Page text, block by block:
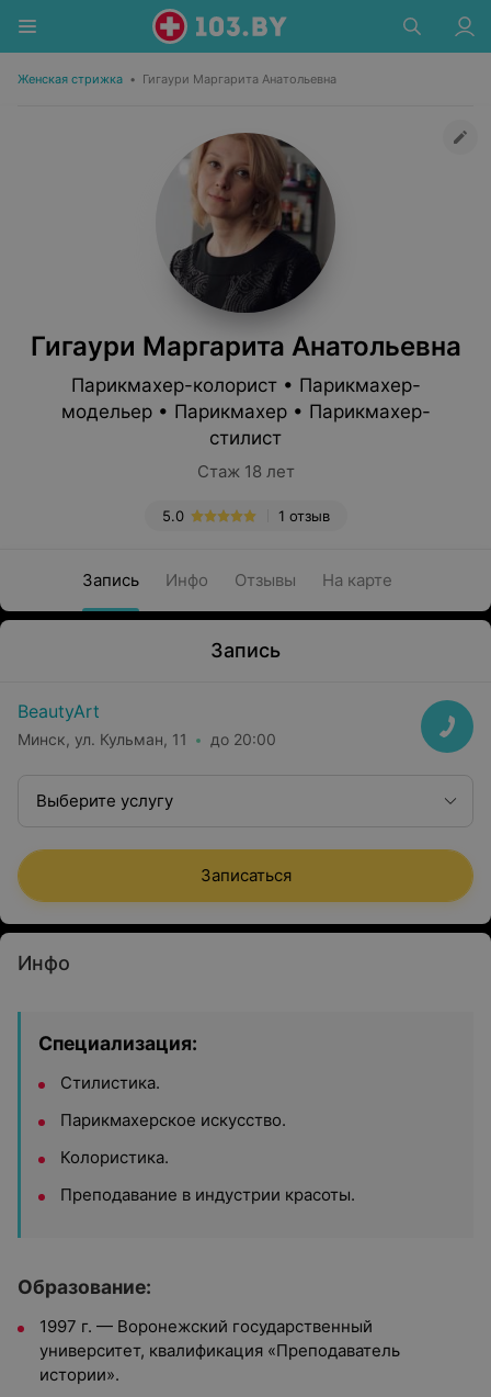
Женская стрижка • Гигаури Маргарита Анатольевна
Гигаури Маргарита Анатольевна
Парикмахер-колорист • Парикмахер-
модельер • Парикмахер • Парикмахер-
стилист
Стаж 18 лет
1 отзыв
5.0
Запись Инфо Отзывы На карте
Запись
BeautyArt
Минск, ул. Кульман, 11 до 20:00
Выберите услугу
Записаться
Инфо
Специализация:
Стилистика.
Парикмахерское искусство.
Колористика.
Преподавание в индустрии красоты.
Образование:
1997 г. — Воронежский государственный
университет, квалификация «Преподаватель
истории».